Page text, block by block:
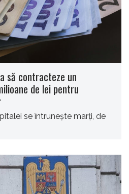
să contracteze un
de lei pentru
se întruneşte marţi, de